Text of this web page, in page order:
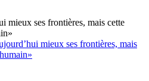
mieux ses frontières, mais cette
mieux ses frontières, mais